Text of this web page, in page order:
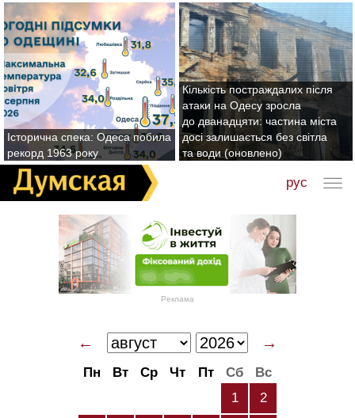
Історична спека: Одеса побила
рекорд 1963 року
Кількість постраждалих після
атаки на Одесу зросла
до дванадцяти: частина міста
досі залишається без світла
та води (оновлено)
рус
Реклама
← →
Пн Вт Ср Чт Пт Сб
Вс
1
2